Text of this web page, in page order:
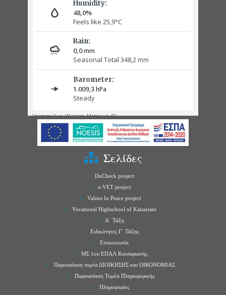
Σελίδες
DoCheck project
e-VET project
Values In Peace project
Vocational Highschool of Kaisariani
Α΄ Τάξη
Ειδικότητες Γ΄ Τάξης
Επικοινωνία
ΜΣ 1ου ΕΠΑΛ Καισαριανής
Παρουσίαση τομέα ΔΙΟΙΚΗΣΗΣ και ΟΙΚΟΝΟΜΙΑΣ
Παρουσίαση Τομέα Πληροφορικής
Πληροφορίες